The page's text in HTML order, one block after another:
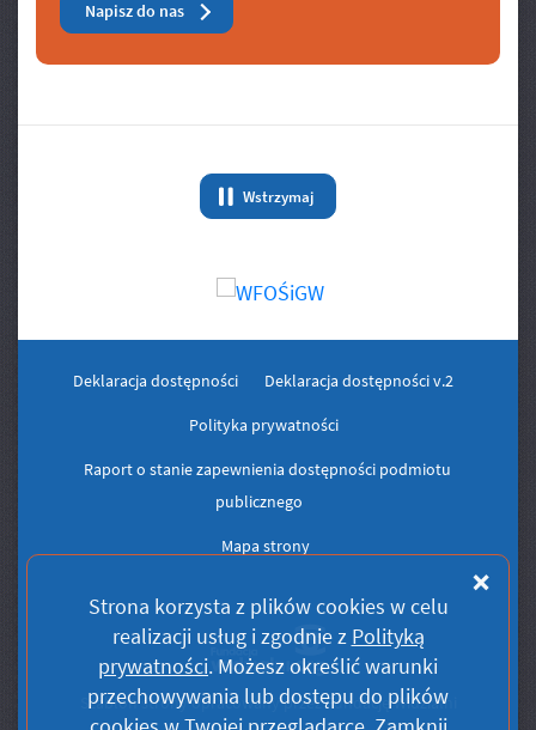
Strona korzysta z plikówcookies w celu
realizacji usług i zgodnie z Polityką
prywatności. Możesz określić warunki
przechowywania lub dostępu do plików
Napisz do nas
Wstrzymaj
animację Banery/Logo
Szablon strony opracowany przez Fundację Widzialni
Deklaracja dostępności Deklaracja dostępności v.2
Polityka prywatności
Raport o stanie zapewnienia dostępności podmiotu
publicznego
Mapa strony